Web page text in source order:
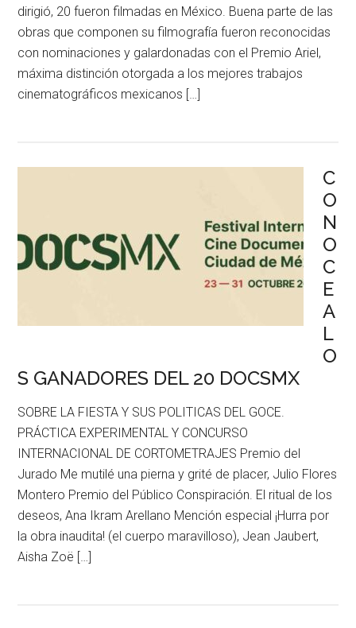
dirigió, 20 fueron filmadas en México. Buena parte de las
obras que componen su filmografía fueron reconocidas
con nominaciones y galardonadas con el Premio Ariel,
máxima distinción otorgada a los mejores trabajos
cinematográficos mexicanos […]
C
O
N
O
C
E
A
L
O
S GANADORES DEL 20 DOCSMX
SOBRE LA FIESTA Y SUS POLITICAS DEL GOCE.
PRÁCTICA EXPERIMENTAL Y CONCURSO
INTERNACIONAL DE CORTOMETRAJES Premio del
Jurado Me mutilé una pierna y grité de placer, Julio Flores
Montero Premio del Público Conspiración. El ritual de los
deseos, Ana Ikram Arellano Mención especial ¡Hurra por
la obra inaudita! (el cuerpo maravilloso), Jean Jaubert,
Aisha Zoë […]